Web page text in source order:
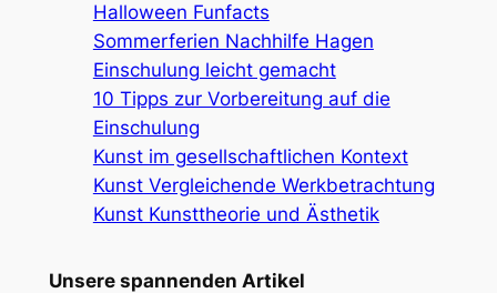
Halloween Funfacts
Sommerferien Nachhilfe Hagen
Einschulung leicht gemacht
10 Tipps zur Vorbereitung auf die
Einschulung
Kunst im gesellschaftlichen Kontext
Kunst Vergleichende Werkbetrachtung
Kunst Kunsttheorie und Ästhetik
Unsere spannenden Artikel